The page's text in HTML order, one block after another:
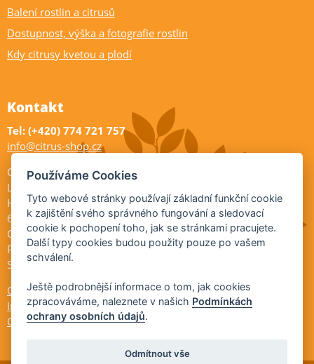
Balení rostlin a citrusů
Dostupnost, výška a fotografie rostlin
Kdy citrusy kvetou a plodí
Kontakt
Tel: (+420) 774 721 757
info@citrus-shop.cz
Citrus shop zahradnictví
Legionářů 2
Hodonín
695 01
Otevřeno:
Po-Pá 9-17
So 9-11:30
Ochrana osobních údajů
Informace ÚKZÚZ
Cookies
Používáme Cookies
Tyto webové stránky používají základní funkční cookie
k zajištění svého správného fungování a sledovací
cookie k pochopení toho, jak se stránkami pracujete.
Další typy cookies budou použity pouze po vašem
schválení.
Ještě podrobnější informace o tom, jak cookies
zpracováváme, naleznete v našich Podmínkách
ochrany osobních údajů.
Odmítnout vše